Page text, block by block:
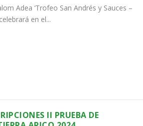
Adea ‘Trofeo San Andrés y Sauces –
en el...
II PRUEBA DE